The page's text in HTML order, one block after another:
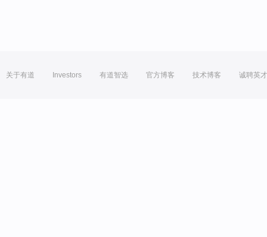
关于有道 Investors 有道智选 官方博客 技术博客 诚聘英才